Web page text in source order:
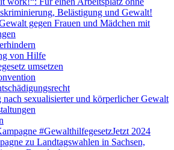
Belästigung und Gewalt!
gegen Frauen und Mädchen mit
von Hilfe
umsetzen
nach sexualisierter und körperlicher Gewalt
#GewalthilfegesetzJetzt 2024
zu Landtagswahlen in Sachsen,